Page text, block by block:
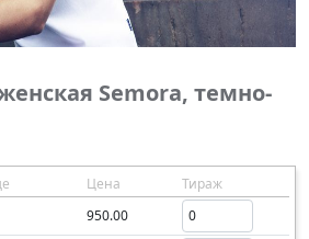
Semora, темно-
Цена
Тираж
950.00